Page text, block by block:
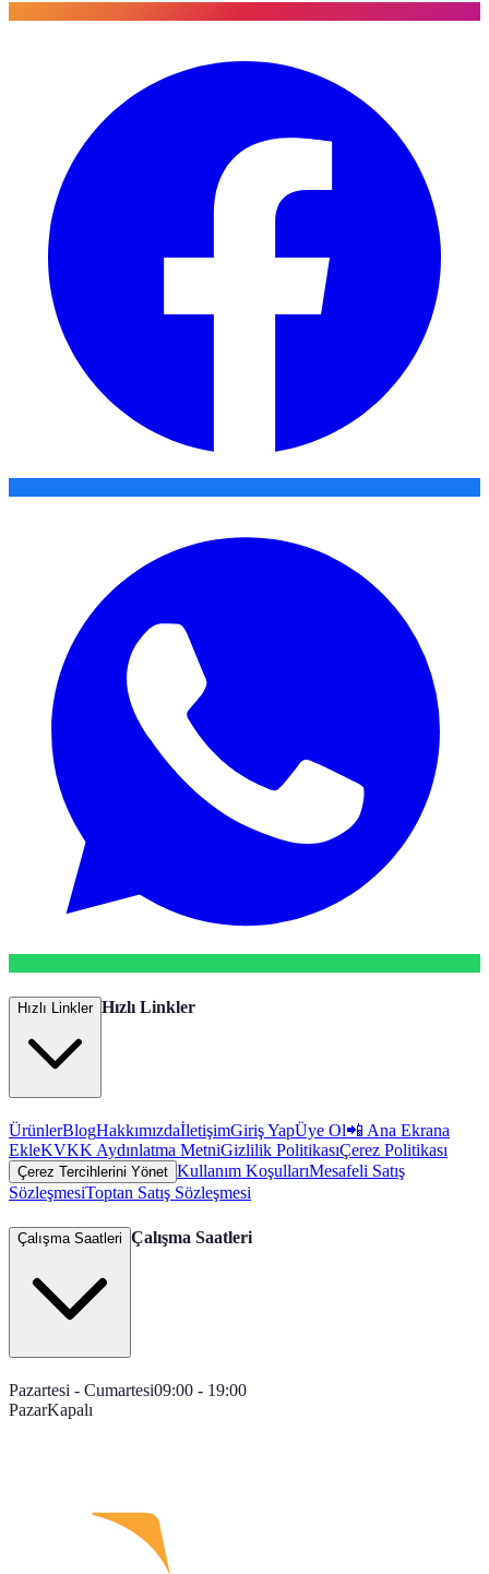
Hızlı Linkler Hızlı Linkler
ÜrünlerBlogHakkımızdaİletişimGiriş YapÜye Ol📲 Ana Ekrana
EkleKVKK Aydınlatma MetniGizlilik PolitikasıÇerez Politikası
Çerez Tercihlerini Yönet Kullanım KoşullarıMesafeli Satış
SözleşmesiToptan Satış Sözleşmesi
Çalışma Saatleri Çalışma Saatleri
Pazartesi - Cumartesi09:00 - 19:00
PazarKapalı